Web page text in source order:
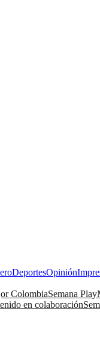
DeportesOpinión
ColombiaSemana Play
en colaboración